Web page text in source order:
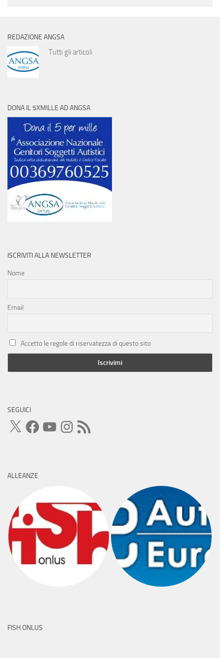
REDAZIONE ANGSA
Tutti gli articoli
DONA IL 5XMILLE AD ANGSA
ISCRIVITI ALLA NEWSLETTER
Nome
Email
Accetto le regole di riservatezza di questo sito
SEGUICI
X FacebookYouTubeInstagram
Feed
RSS
ALLEANZE
FISH ONLUS